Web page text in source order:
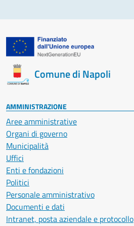
Comune di Napoli
AMMINISTRAZIONE
Aree amministrative
Organi di governo
Municipalità
Uffici
Enti e fondazioni
Politici
Personale amministrativo
Documenti e dati
Intranet, posta aziendale e protocollo